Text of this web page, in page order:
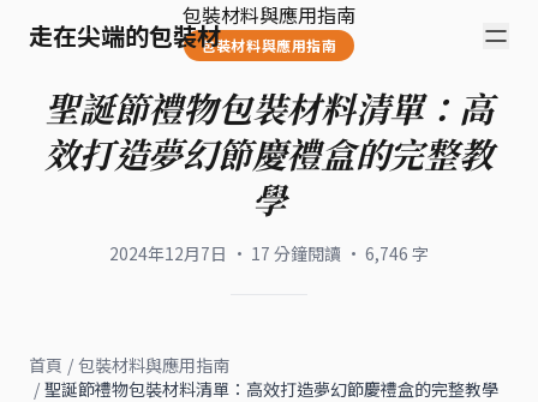
走在尖端的包裝材
包裝材料與應用指南
包裝材料與應用指南
聖誕節禮物包裝材料清單：高
效打造夢幻節慶禮盒的完整教
學
2024年12月7日 · 17 分鐘閱讀 · 6,746 字
首頁 / 包裝材料與應用指南
/ 聖誕節禮物包裝材料清單：高效打造夢幻節慶禮盒的完整教學